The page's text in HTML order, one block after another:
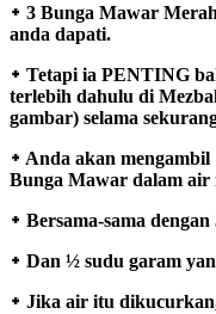
᛭ 3 Bunga Mawar
anda dapati.
᛭ Tetapi ia PENTING
terlebih dahulu di
gambar) selama
᛭ Anda akan
Bunga Mawar dalam air
᛭ Bersama-sama
᛭ Dan ½ sudu garam
᛭ Jika air itu